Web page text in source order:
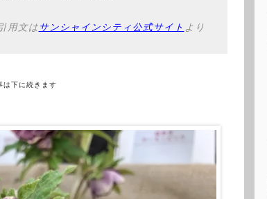
用文はサンシャインシティ公式サイト より
下に続きます